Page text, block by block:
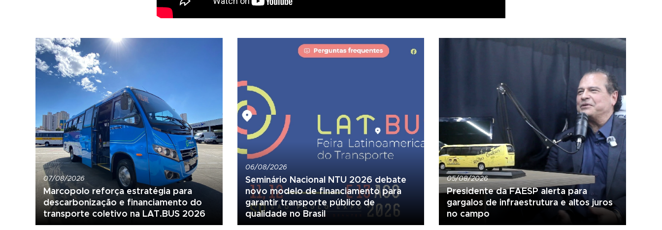
07/08/2026
Marcopolo reforça estratégia para
descarbonização e financiamento do
transporte coletivo na LAT.BUS 2026
06/08/2026
Seminário Nacional NTU 2026 debate
novo modelo de financiamento para
garantir transporte público de
qualidade no Brasil
05/08/2026
Presidente da FAESP alerta para
gargalos de infraestrutura e altos juros
no campo